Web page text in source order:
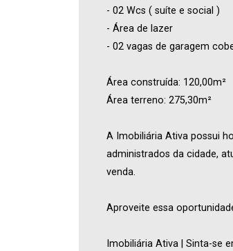
- 02 Wcs ( suíte e social )
- Área de lazer
- 02 vagas de garagem
Área construída: 120,00m²
Área terreno: 275,30m²
A Imobiliária Ativa possui
administrados da cidade,
venda.
Aproveite essa
Imobiliária Ativa | Sinta-se